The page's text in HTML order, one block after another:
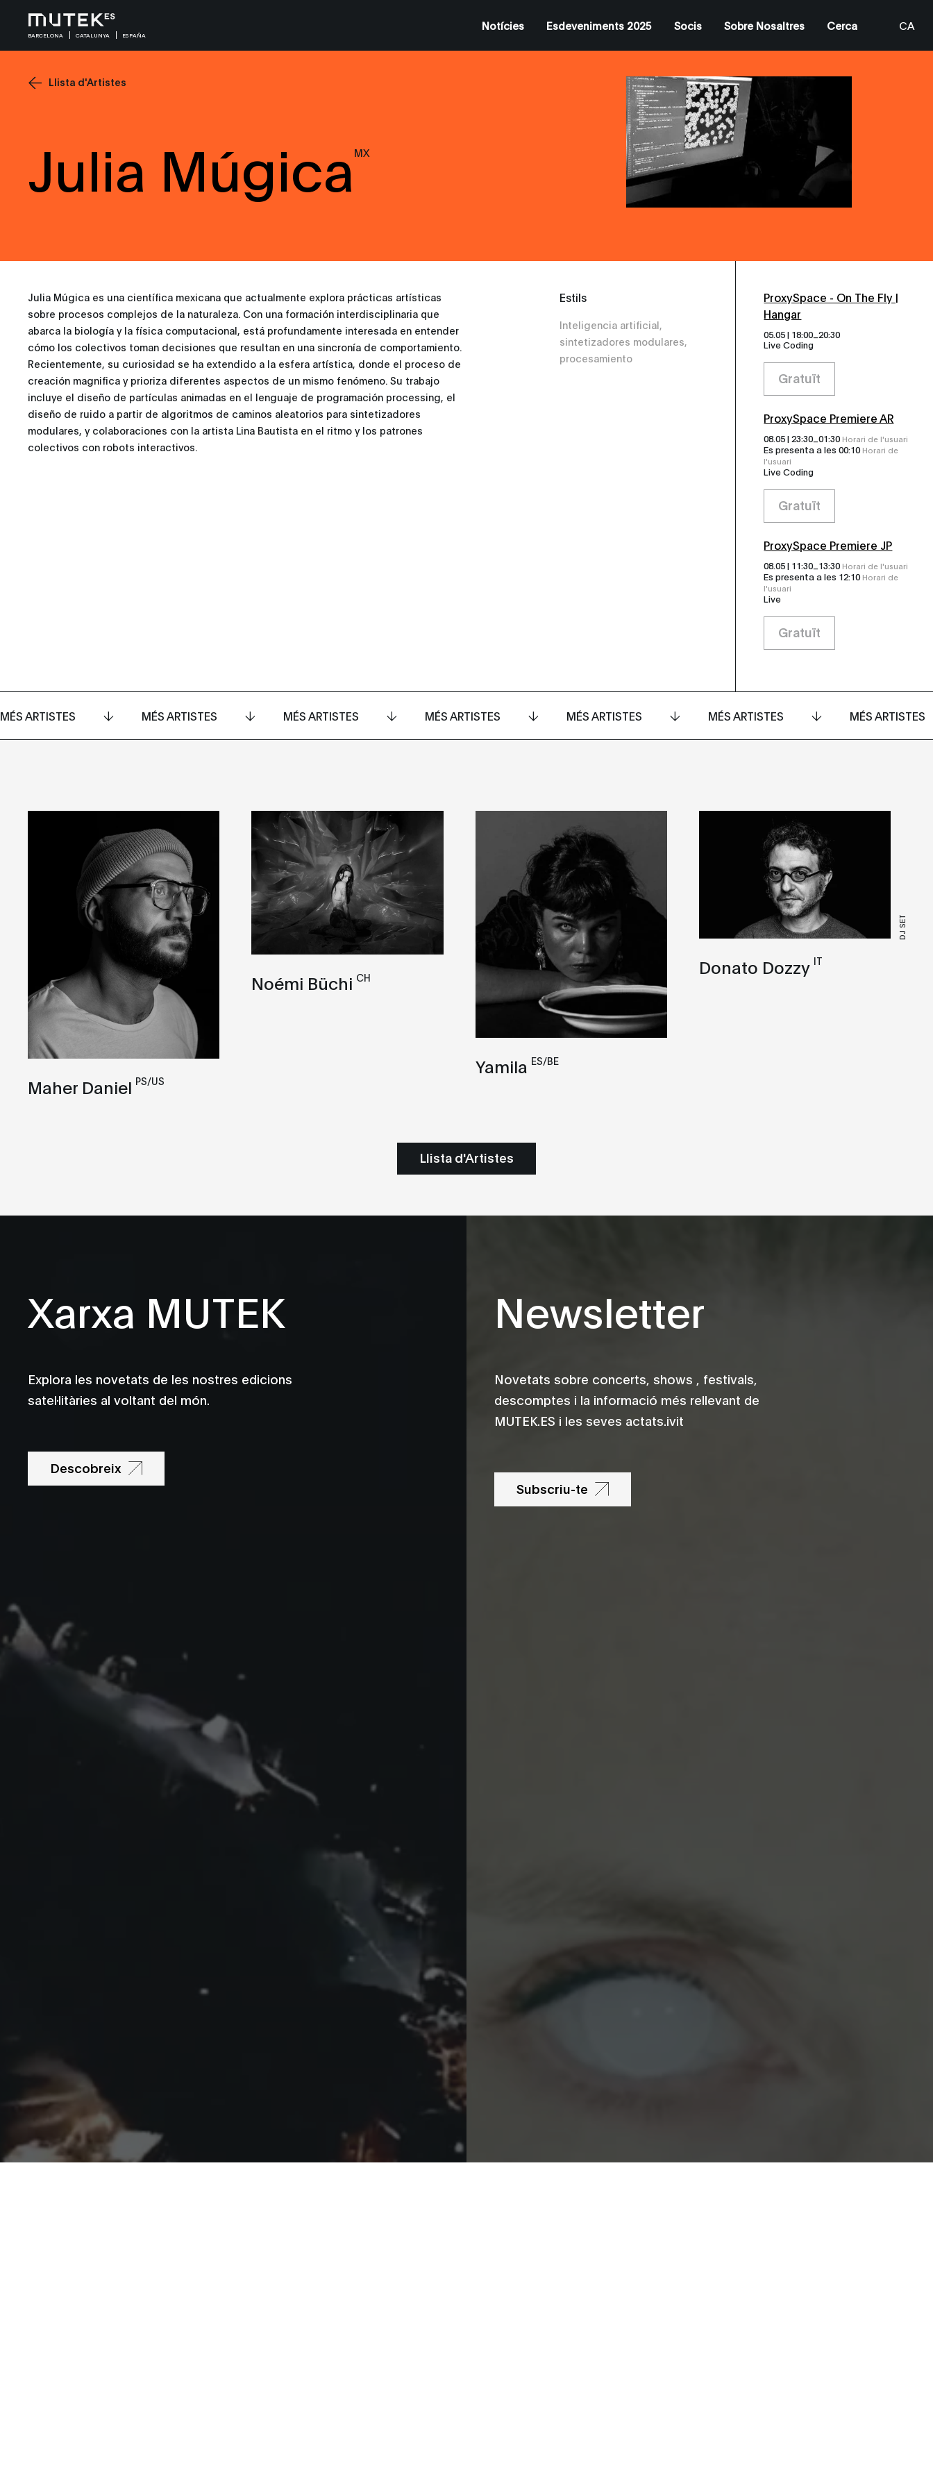
BARCELONA CATALUNYA ESPAÑA
Notícies Esdeveniments 2025 Socis Sobre Nosaltres Cerca CA
Llista d'Artistes
Julia Múgica MX
Julia Múgica es una científica mexicana que actualmente explora prácticas artísticas
sobre procesos complejos de la naturaleza. Con una formación interdisciplinaria que
abarca la biología y la física computacional, está profundamente interesada en entender
cómo los colectivos toman decisiones que resultan en una sincronía de comportamiento.
Recientemente, su curiosidad se ha extendido a la esfera artística, donde el proceso de
creación magnifica y prioriza diferentes aspectos de un mismo fenómeno. Su trabajo
incluye el diseño de partículas animadas en el lenguaje de programación processing, el
diseño de ruido a partir de algoritmos de caminos aleatorios para sintetizadores
modulares, y colaboraciones con la artista Lina Bautista en el ritmo y los patrones
colectivos con robots interactivos.
Estils
Inteligencia artificial,
sintetizadores modulares,
procesamiento
ProxySpace - On The Fly |
Hangar
05.05 | 18:00 _20:30
Live Coding
Gratuït
ProxySpace Premiere AR
08.05 |23:30 _01:30 Horari de l'usuari
Es presenta a les00:10 Horari de
l'usuari
Live Coding
Gratuït
ProxySpace Premiere JP
08.05 | 11:30 13:30 Horari de l'usuari
Es presenta a les 12:10 Horari de
l'usuari
Live
Gratuït
MÉS ARTISTES MÉS ARTISTES MÉS ARTISTES MÉS ARTISTES MÉS ARTISTES MÉS ARTISTES MÉS ARTISTES
Maher Daniel PS/US
Noémi Büchi CH
Yamila ES/BE
DJ SET
Donato Dozzy IT
Llista d'Artistes
Xarxa MUTEK
Explora les novetats de les nostres edicions
satel·litàries al voltant del món.
Descobreix
Newsletter
Novetats sobre concerts, shows , festivals,
descomptes i la informació més rellevant de
MUTEK.ES i les seves actats.ivit
Subscriu-te